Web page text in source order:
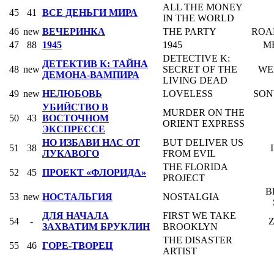
45 41 ВСЕ ДЕНЬГИ МИРА
ALL THE MONEY
IN THE WORLD
46 new ВЕЧЕРИНКА THE PARTY
47
88 1945 1945
48 new
ДЕТЕКТИВ К: ТАЙНА
ДЕМОНА-ВАМПИРА
DETECTIVE K:
SECRET OF THE
LIVING DEAD
49 new НЕЛЮБОВЬ LOVELESS
50 43
УБИЙСТВО В
ВОСТОЧНОМ
ЭКСПРЕССЕ
MURDER ON THE
ORIENT EXPRESS
51 38
НО ИЗБАВИ НАС ОТ
ЛУКАВОГО
BUT DELIVER US
FROM EVIL
52 45 ПРОЕКТ «ФЛОРИДА»
THE FLORIDA
PROJECT
53 new НОСТАЛЬГИЯ NOSTALGIA
54
-
ДЛЯ НАЧАЛА
ЗАХВАТИМ БРУКЛИН
FIRST WE TAKE
BROOKLYN
55 46 ГОРЕ-ТВОРЕЦ
THE DISASTER
ARTIST